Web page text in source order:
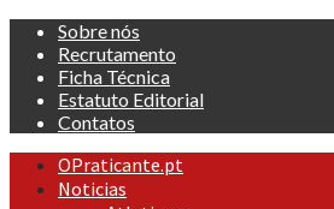
Skip
content
Sobre nós
Recrutamento
Ficha Técnica
Estatuto Editorial
Contatos
Primary
Menu
OPraticante.pt
Noticias